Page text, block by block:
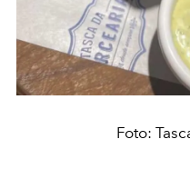
Foto: